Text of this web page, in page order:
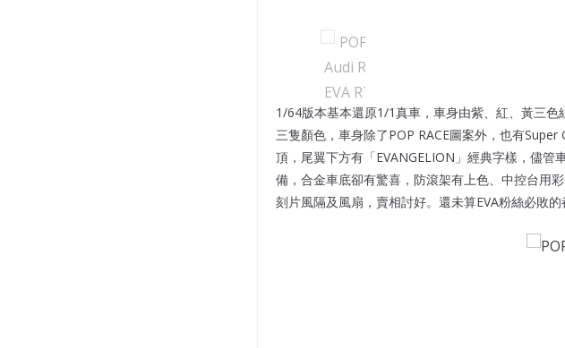
1/64版本基本還原1/1真車，車身由紫、紅、黃三
三隻顏色，車身除了POP RACE圖案外，也有
頂，尾翼下方有「EVANGELION」經典字樣，儘
備，合金車底卻有驚喜，防滾架有上色、中控台用
刻片風隔及風扇，賣相討好。還未算EVA粉絲必敗的